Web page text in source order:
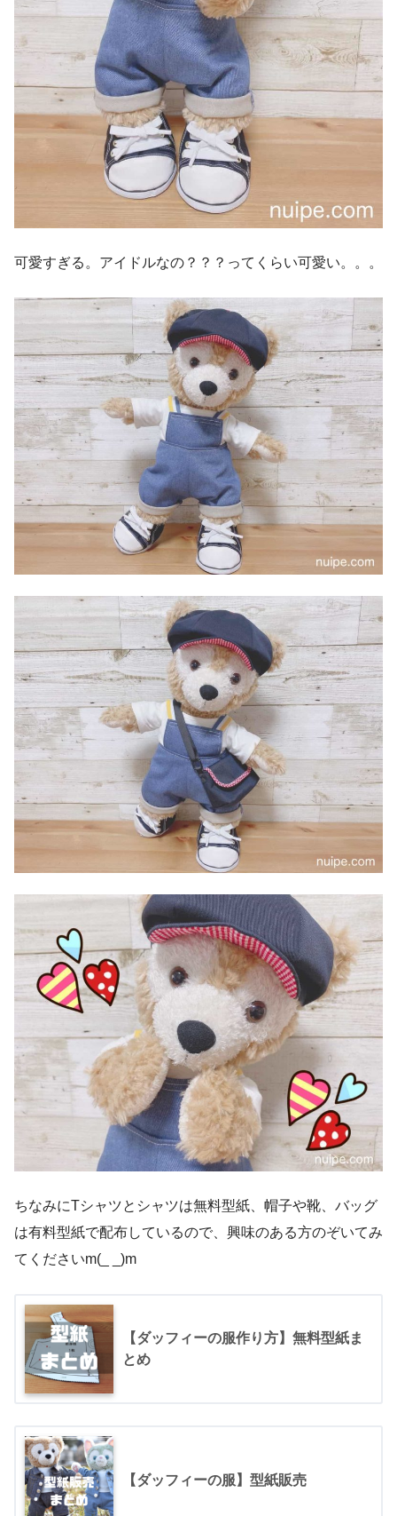
可愛すぎる。アイドルなの？？？ってくらい可愛い。。。
ちなみにTシャツとシャツは無料型紙、帽子や靴、バッグ
は有料型紙で配布しているので、興味のある方のぞいてみ
てくださいm(_ _)m
【ダッフィーの服作り方】無料型紙ま
とめ
【ダッフィーの服】型紙販売